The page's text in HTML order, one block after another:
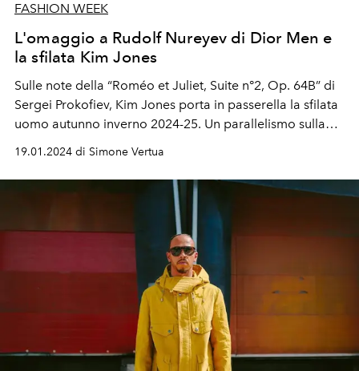
FASHION WEEK
L'omaggio a Rudolf Nureyev di Dior Men e
la sfilata Kim Jones
Sulle note della “Roméo et Juliet, Suite n°2, Op. 64B” di
Sergei Prokofiev, Kim Jones porta in passerella la sfilata
uomo autunno inverno 2024-25. Un parallelismo sulla
carriera del ballerino Rudolf Nureyev che da vita alla
19.01.2024 di Simone Vertua